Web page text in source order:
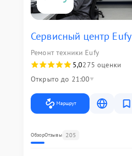
Сервисный центр Eufy
Ремонт техники Eufy
5,0275 оценки
Открыто до 21:00
Маршрут
ОбзорОтзывы 205